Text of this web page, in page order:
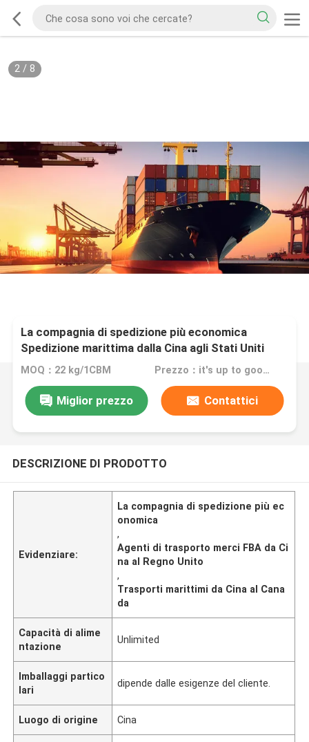
2/ 8
La compagnia di spedizione più economica
Spedizione marittima dalla Cina agli Stati Uniti
Regno Unito Canada Europa Agenti di spedizione
MOQ：22 kg/1CBM Prezzo：it's up to goods' weight
Miglior prezzo Contattici
DESCRIZIONE DI PRODOTTO
Evidenziare:
La compagnia di spedizione più ec
onomica
,
Agenti di trasporto merci FBA da Ci
na al Regno Unito
,
Trasporti marittimi da Cina al Cana
da
Capacità di alime
ntazione
Unlimited
Imballaggi partico
lari
dipende dalle esigenze del cliente.
Luogo di origine Cina